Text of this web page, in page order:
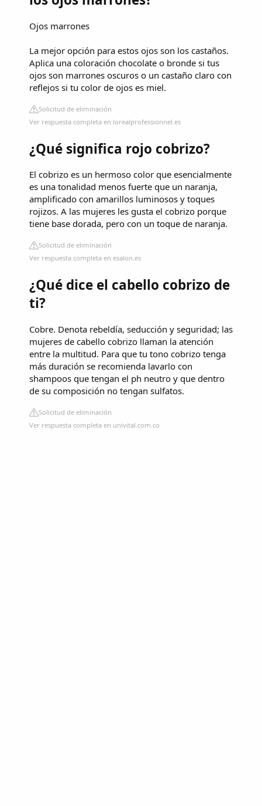
Ojos marrones
La mejor opción para estos ojos son los castaños.
Aplica una coloración chocolate o bronde si tus
ojos son marrones oscuros o un castaño claro con
reflejos si tu color de ojos es miel.
Solicitud de eliminación
Ver respuesta completa en lorealprofessionnel.es
¿Qué significa rojo cobrizo?
El cobrizo es un hermoso color que esencialmente
es una tonalidad menos fuerte que un naranja,
amplificado con amarillos luminosos y toques
rojizos. A las mujeres les gusta el cobrizo porque
tiene base dorada, pero con un toque de naranja.
Solicitud de eliminación
Ver respuesta completa en esalon.es
¿Qué dice el cabello cobrizo de
ti?
Cobre. Denota rebeldía, seducción y seguridad; las
mujeres de cabello cobrizo llaman la atención
entre la multitud. Para que tu tono cobrizo tenga
más duración se recomienda lavarlo con
shampoos que tengan el ph neutro y que dentro
de su composición no tengan sulfatos.
Solicitud de eliminación
Ver respuesta completa en univital.com.co